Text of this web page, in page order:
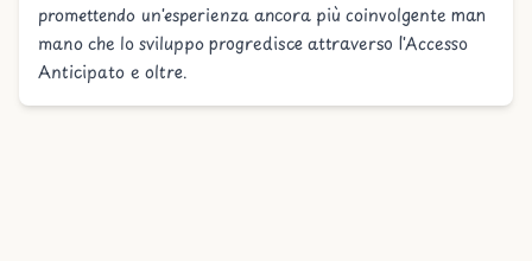
promettendo un'esperienza ancora più coinvolgente man
mano che lo sviluppo progredisce attraverso l'Accesso
Anticipato e oltre.